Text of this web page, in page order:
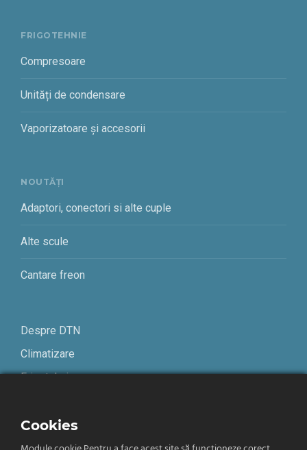
FRIGOTEHNIE
Compresoare
Unități de condensare
Vaporizatoare și accesorii
NOUTĂȚI
Adaptori, conectori si alte cuple
Alte scule
Cantare freon
Despre DTN
Climatizare
Frigotehnie
Termeni și condiții
Cookies